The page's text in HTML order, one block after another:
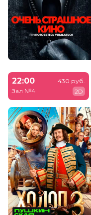
22:00
Зал №4
430 руб.
2D